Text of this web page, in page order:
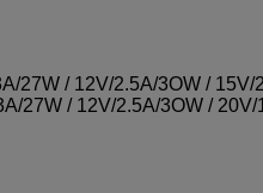
27W / 12V/2.5A/3OW /
27W / 12V/2.5A/3OW /